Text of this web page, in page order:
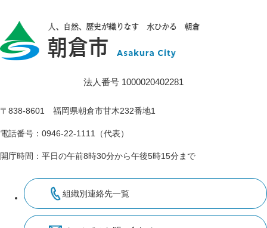
法人番号 1000020402281
〒838-8601 福岡県朝倉市甘木232番地1
電話番号：0946-22-1111（代表）
開庁時間：平日の午前8時30分から午後5時15分まで
組織別連絡先一覧